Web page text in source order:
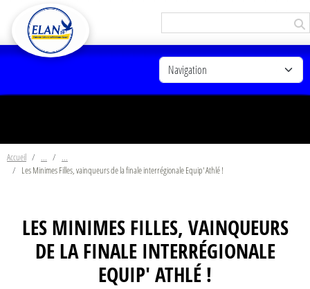
Accueil
Les Minimes Filles, vainqueurs de la finale interrégionale Equip' Athlé !
LES MINIMES FILLES, VAINQUEURS
DE LA FINALE INTERRÉGIONALE
EQUIP' ATHLÉ !
Panneau de gestion des cookies